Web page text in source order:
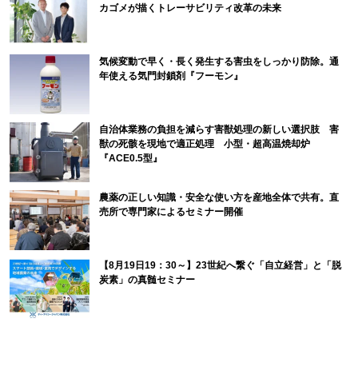
カゴメが描くトレーサビリティ改革の未来
気候変動で早く・長く発生する害虫をしっかり防除。通
年使える気門封鎖剤『フーモン』
自治体業務の負担を減らす害獣処理の新しい選択肢 害
獣の死骸を現地で適正処理 小型・超高温焼却炉
『ACE0.5型』
農薬の正しい知識・安全な使い方を産地全体で共有。直
売所で専門家によるセミナー開催
【8月19日19：30～】23世紀へ繋ぐ「自立経営」と「脱
炭素」の真髄セミナー